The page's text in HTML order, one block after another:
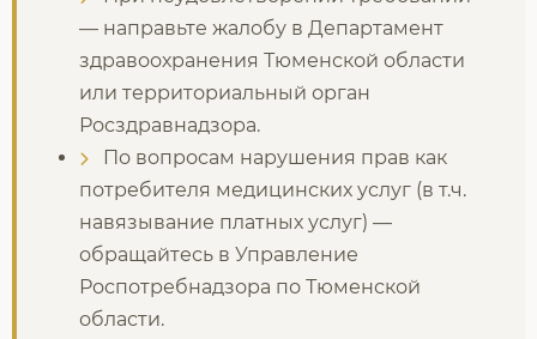
— направьте жалобу в Департамент
здравоохранения Тюменской области
или территориальный орган
Росздравнадзора.
По вопросам нарушения прав как
потребителя медицинских услуг (в т.ч.
навязывание платных услуг) —
обращайтесь в Управление
Роспотребнадзора по Тюменской
области.